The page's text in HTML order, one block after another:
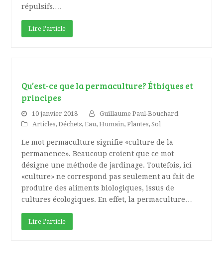
répulsifs.…
Lire l'article
Qu’est-ce que la permaculture? Éthiques et
principes
10 janvier 2018
Guillaume Paul-Bouchard
Articles,Déchets,Eau,Humain,Plantes,Sol
Le mot permaculture signifie «culture de la
permanence». Beaucoup croient que ce mot
désigne une méthode de jardinage. Toutefois, ici
«culture» ne correspond pas seulement au fait de
produire des aliments biologiques, issus de
cultures écologiques. En effet, la permaculture…
Lire l'article